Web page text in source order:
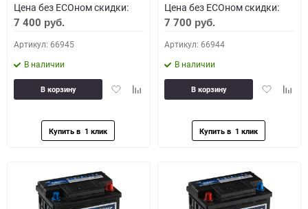
Цена без ECOном скидки:
7 400 руб.
Артикул: 66945
В наличии
ДобавитьДобавить
В корзину
Цена без ECOном скидки:
7 700 руб.
Артикул: 66944
В наличии
Добавить
В корзину